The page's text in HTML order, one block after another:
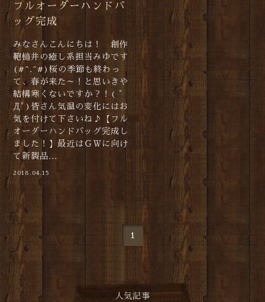
フルオーダーハンドバ
ッグ完成
みなさんこんにちは！ 創作
鞄槌井の癒し系担当みゆです
(#^.^#)桜の季節も終わっ
て、春が来た～！と思いきや
結構寒くないですか？！( ﾟ
Дﾟ)皆さん気温の変化にはお
気を付けて下さいね♪【フル
オーダーハンドバッグ完成し
ました！】最近はＧＷに向け
て新製品...
2018.04.15
1
人気記事